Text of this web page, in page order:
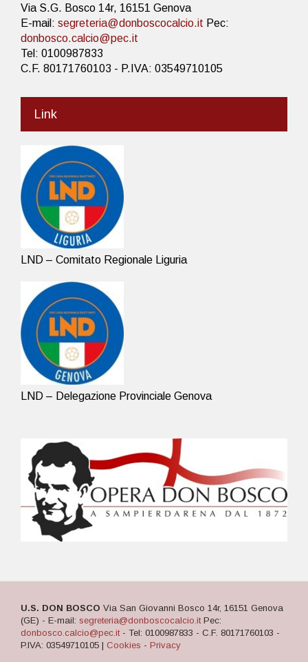
Via S.G. Bosco 14r, 16151 Genova
E-mail: segreteria@donboscocalcio.it Pec:
donbosco.calcio@pec.it
Tel: 0100987833
C.F. 80171760103 - P.IVA: 03549710105
Link
LND – Comitato Regionale Liguria
LND – Delegazione Provinciale Genova
U.S. DON BOSCO Via San Giovanni Bosco 14r, 16151 Genova
(GE) - E-mail: segreteria@donboscocalcio.itPec:
donbosco.calcio@pec.it- Tel: 0100987833 - C.F. 80171760103 -
P.IVA: 03549710105 | Cookies - Privacy